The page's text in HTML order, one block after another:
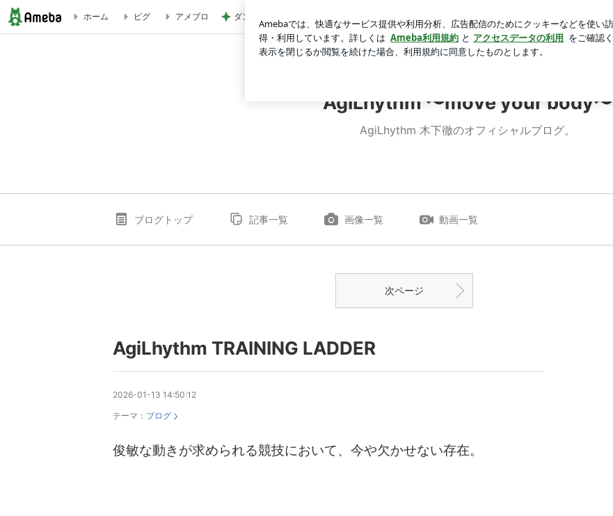
ホーム ピグ アメブロ ダンスの子たちに頼りにされること
AgiLhythm 〜move your body〜
AgiLhythm 木下徹のオフィシャルブログ。
ブログトップ 記事一覧 画像一覧 動画一覧
次ページ
AgiLhythm TRAINING LADDER
2026-01-13 14:50:12
テーマ： ブログ
俊敏な動きが求められる競技において、今や欠かせない存在。